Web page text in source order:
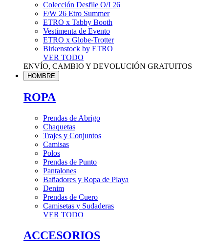
Colección Desfile O/I 26
F/W 26 Etro Summer
ETRO x Tabby Booth
Vestimenta de Evento
ETRO x Globe-Trotter
Birkenstock by ETRO
VER TODO
ENVÍO, CAMBIO Y DEVOLUCIÓN GRATUITOS
HOMBRE
ROPA
Prendas de Abrigo
Chaquetas
Trajes y Conjuntos
Camisas
Polos
Prendas de Punto
Pantalones
Bañadores y Ropa de Playa
Denim
Prendas de Cuero
Camisetas y Sudaderas
VER TODO
ACCESORIOS